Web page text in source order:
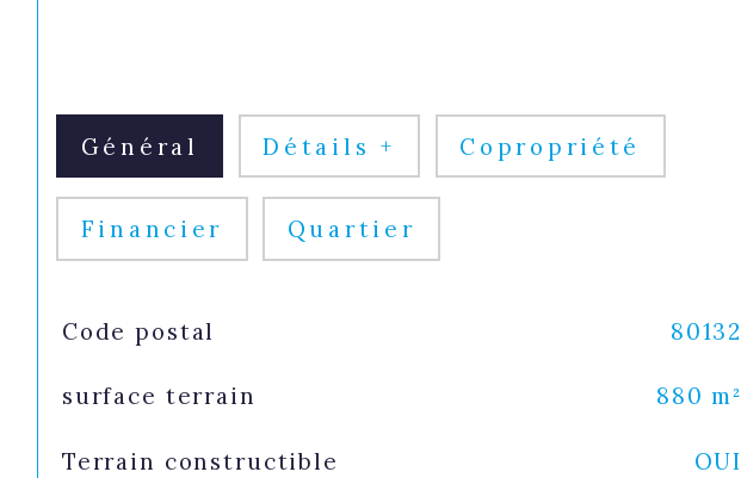
Général Détails + Copropriété
Financier Quartier
TRAD_SIROCCO_Caracteristique
Code postal 80132
surface terrain 880 m²
Terrain constructible OUI